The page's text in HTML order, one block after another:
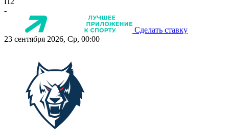
-
Сделать ставку
23 сентября 2026, Ср, 00:00